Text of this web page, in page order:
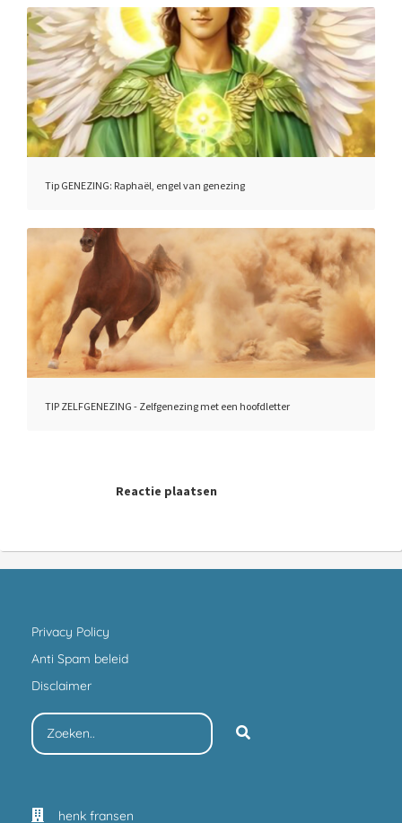
Tip GENEZING: Raphaël, engel van genezing
TIP ZELFGENEZING - Zelfgenezing met een hoofdletter
Reactie plaatsen
Privacy Policy
Anti Spam beleid
Disclaimer
henk fransen